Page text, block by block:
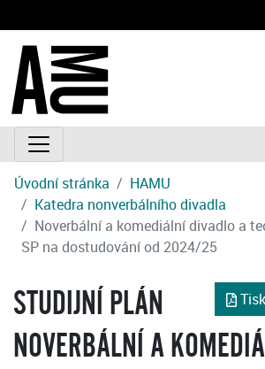
Úvodní stránka
HAMU
Katedra nonverbálního divadla
Noverbální a komediální divadlo a
SP na dostudování od 2024/25
STUDIJNÍ PLÁN
NOVERBÁLNÍ A